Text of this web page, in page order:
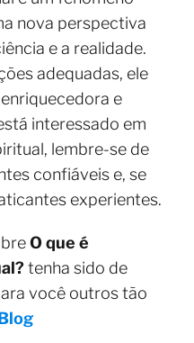
nova perspectiva
e a realidade.
adequadas, ele
e
interessado em
lembre-se de
confiáveis e, se
experientes.
O que é
tenha sido de
você outros tão